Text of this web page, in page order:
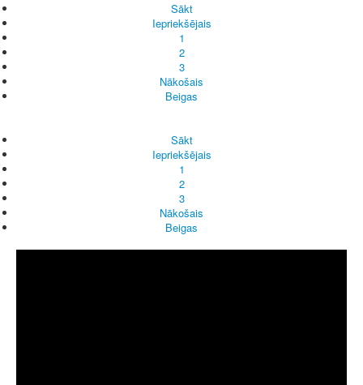
Sākt
Iepriekšējais
1
2
3
Nākošais
Beigas
Sākt
Iepriekšējais
1
2
3
Nākošais
Beigas